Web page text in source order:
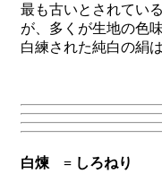
最も古いとされてい
が、多くが生地の色
白練された純白の絹
白煉 = しろねり